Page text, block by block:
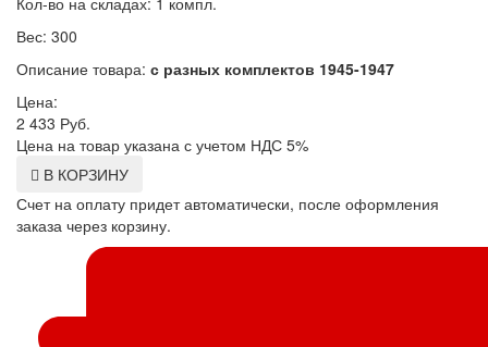
Вес: 300
Описание товара: с разных комплектов 1945-1947
Цена:
2 433 Руб.
Цена на товар указана с учетом НДС 5%
В КОРЗИНУ
Счет на оплату придет автоматически, после оформления
заказа через корзину.